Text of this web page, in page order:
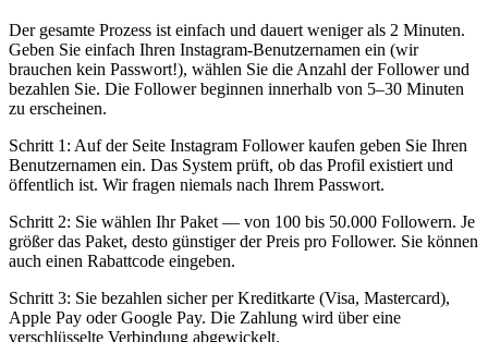
Der gesamte Prozess ist einfach und dauert weniger als 2 Minuten.
Geben Sie einfach Ihren Instagram-Benutzernamen ein (wir
brauchen kein Passwort!), wählen Sie die Anzahl der Follower und
bezahlen Sie. Die Follower beginnen innerhalb von 5–30 Minuten
zu erscheinen.
Schritt 1: Auf der Seite Instagram Follower kaufen geben Sie Ihren
Benutzernamen ein. Das System prüft, ob das Profil existiert und
öffentlich ist. Wir fragen niemals nach Ihrem Passwort.
Schritt 2: Sie wählen Ihr Paket — von 100 bis 50.000 Followern. Je
größer das Paket, desto günstiger der Preis pro Follower. Sie können
auch einen Rabattcode eingeben.
Schritt 3: Sie bezahlen sicher per Kreditkarte (Visa, Mastercard),
Apple Pay oder Google Pay. Die Zahlung wird über eine
verschlüsselte Verbindung abgewickelt.